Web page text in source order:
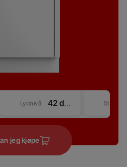
Lydnivå 42 dBA
jeg kjøpe